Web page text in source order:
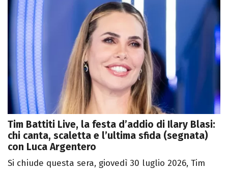
Tim Battiti Live, la festa d’addio di Ilary Blasi:
chi canta, scaletta e l’ultima sfida (segnata)
con Luca Argentero
Si chiude questa sera, giovedì 30 luglio 2026, Tim